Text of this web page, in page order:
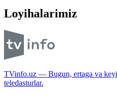
Loyihalarimiz
TVinfo.uz — Bugun, ertaga va
teledasturlar.